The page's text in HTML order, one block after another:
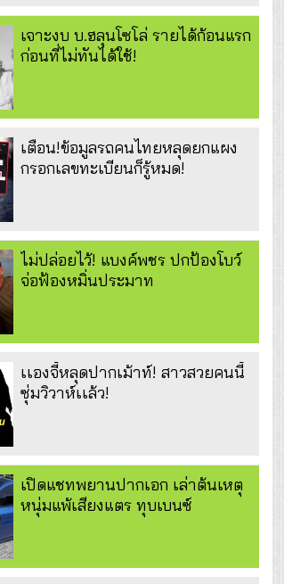
เจาะงบ บ.ฮลุนโซโล่ รายได้ก้อนแรก
ก่อนที่ไม่ทันได้ใช้!
เตือน!ข้อมูลรถคนไทยหลุดยกแผง
กรอกเลขทะเบียนก็รู้หมด!
ไม่ปล่อยไว้! แบงค์พชร ปกป้องโบว์
จ่อฟ้องหมิ่นประมาท
เเองจี้หลุดปากเม้าท์! สาวสวยคนนี้
ซุ่มวิวาห์เเล้ว!
เปิดแชทพยานปากเอก เล่าต้นเหตุ
หนุ่มแพ้เสียงแตร ทุบเบนซ์